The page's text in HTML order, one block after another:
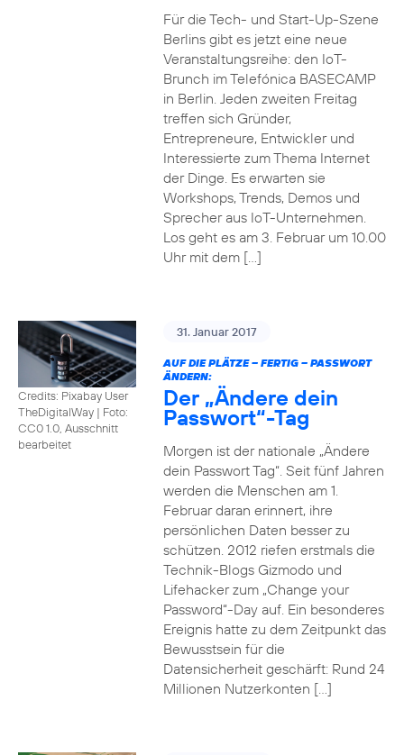
Für die Tech- und Start-Up-Szene
Berlins gibt es jetzt eine neue
Veranstaltungsreihe: den IoT-
Brunch im Telefónica BASECAMP
in Berlin. Jeden zweiten Freitag
treffen sich Gründer,
Entrepreneure, Entwickler und
Interessierte zum Thema Internet
der Dinge. Es erwarten sie
Workshops, Trends, Demos und
Sprecher aus IoT-Unternehmen.
Los geht es am 3. Februar um 10.00
Uhr mit dem […]
Credits: Pixabay User
TheDigitalWay | Foto:
CC0 1.0, Ausschnitt
bearbeitet
31. Januar 2017
AUF DIE PLÄTZE – FERTIG – PASSWORT
ÄNDERN:
Der „Ändere dein
Passwort“-Tag
Morgen ist der nationale „Ändere
dein Passwort Tag“. Seit fünf Jahren
werden die Menschen am 1.
Februar daran erinnert, ihre
persönlichen Daten besser zu
schützen. 2012 riefen erstmals die
Technik-Blogs Gizmodo und
Lifehacker zum „Change your
Password“-Day auf. Ein besonderes
Ereignis hatte zu dem Zeitpunkt das
Bewusstsein für die
Datensicherheit geschärft: Rund 24
Millionen Nutzerkonten […]